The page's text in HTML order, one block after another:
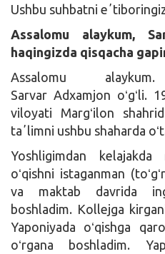
Ushbu suhbatni
Assalomu alaykum,
haqingizda qisqacha
Assalomu
Sarvar Adxamjon oʻgʻli.
viloyati Margʻilon
taʼlimni ushbu shaharda
Yoshligimdan kelajakda
oʻqishni istaganman
va maktab davrida
boshladim. Kollejga
Yaponiyada oʻqishga
oʻrgana boshladim.